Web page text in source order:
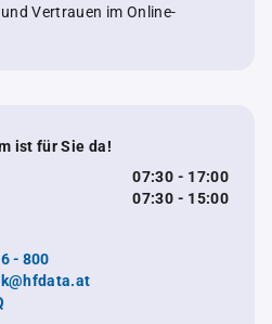
Vertrauen im Online-
ist für Sie da!
07:30 - 17:00
07:30 - 15:00
- 800